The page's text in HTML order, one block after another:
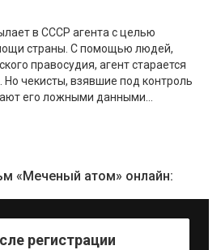
в СССР агента с целью
страны. С помощью людей,
правосудия, агент старается
чекисты, взявшие под контроль
его ложными данными...
«Меченый атом» онлайн:
регистрации